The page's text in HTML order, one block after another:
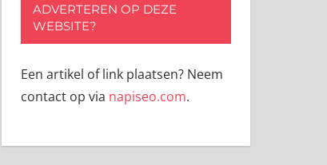
ADVERTEREN OP DEZE
WEBSITE?
Een artikel of link plaatsen? Neem
contact op via napiseo.com.